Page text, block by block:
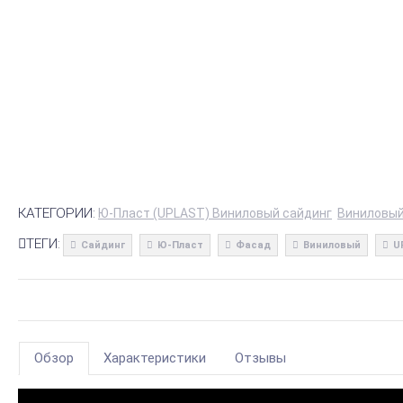
КАТЕГОРИИ: Ю-Пласт (UPLAST) Виниловый сайдинг
ТЕГИ: Сайдинг Ю-Пласт Фасад Виниловый
Обзор Характеристики Отзывы